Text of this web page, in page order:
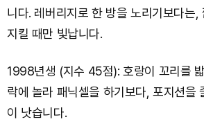
니다. 레버리지로 한 방을 노리기보다는,
지킬 때만 빛납니다.
1998년생 (지수 45점): 호랑이 꼬리를
락에 놀라 패닉셀을 하기보다, 포지션을
이 낫습니다.